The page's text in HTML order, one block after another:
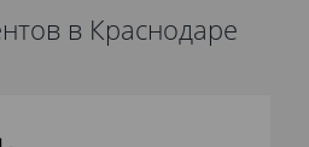
в Краснодаре